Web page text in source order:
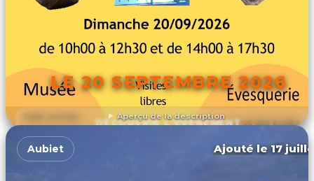
Aperçu de la description
LE 20 SEPTEMBRE 2026
DÉCOUVRIR L'ÉVÉNEMENT
Aubiet Ajouté le 17